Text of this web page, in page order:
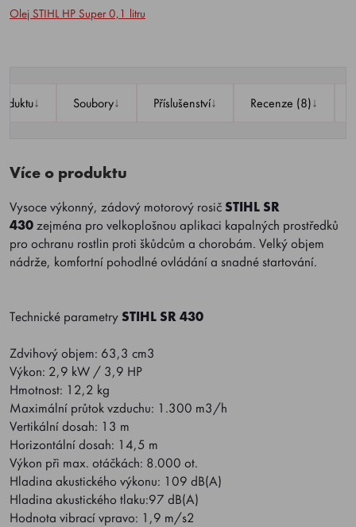
Olej STIHL HP Super 0,1 litru
↓ Soubory↓ Příslušenství↓ Recenze (8)↓
Více o produktu
Vysoce výkonný, zádový motorový rosič STIHL SR
430zejména pro velkoplošnou aplikaci kapalných prostředků
pro ochranu rostlin proti škůdcům a chorobám. Velký objem
nádrže, komfortní pohodlné ovládání a snadné startování.
Technické parametry STIHL SR 430
Zdvihový objem: 63,3 cm3
Výkon: 2,9 kW / 3,9 HP
Hmotnost: 12,2 kg
Maximální průtok vzduchu: 1.300 m3/h
Vertikální dosah: 13 m
Horizontální dosah: 14,5 m
Výkon při max. otáčkách: 8.000 ot.
Hladina akustického výkonu: 109 dB(A)
Hladina akustického tlaku:97 dB(A)
Hodnota vibrací vpravo: 1,9 m/s2